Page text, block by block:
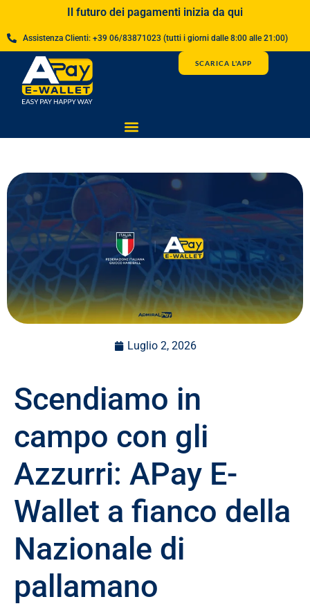
Il futuro dei pagamenti inizia da qui
Assistenza Clienti: +39 06/83871023 (tutti i giorni dalle 8:00 alle 21:00)
SCARICA L'APP
Luglio 2, 2026
Scendiamo in
campo con gli
Azzurri: APay E-
Wallet a fianco della
Nazionale di
pallamano